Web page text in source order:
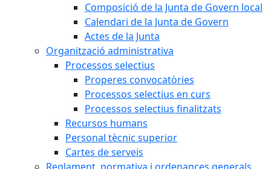
Composició de la Junta de Govern local
Calendari de la Junta de Govern
Actes de la Junta
Organització administrativa
Processos selectius
Properes convocatòries
Processos selectius en curs
Processos selectius finalitzats
Recursos humans
Personal tècnic superior
Cartes de serveis